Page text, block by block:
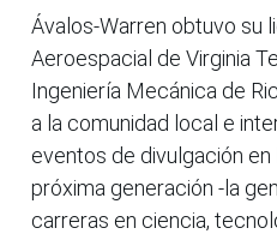
Ávalos-Warren obtuvo su
Aeroespacial de Virginia
Ingeniería Mecánica de
a la comunidad local e
eventos de divulgación
próxima generación -la
carreras en ciencia,